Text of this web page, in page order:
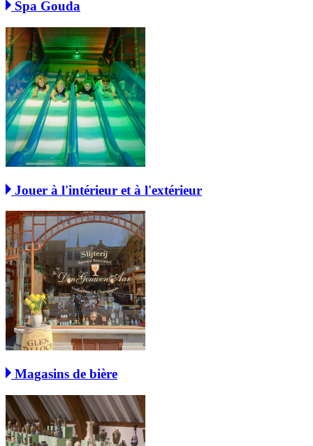
Spa Gouda
Jouer à l'intérieur et à l'extérieur
Magasins de bière